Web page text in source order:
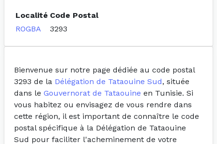
Localité Code Postal
ROGBA
3293
Bienvenue sur notre page dédiée au code postal
3293 de la Délégation de Tataouine Sud, située
dans le Gouvernorat de Tataouine en Tunisie. Si
vous habitez ou envisagez de vous rendre dans
cette région, il est important de connaître le code
postal spécifique à la Délégation de Tataouine
Sud pour faciliter l'acheminement de votre